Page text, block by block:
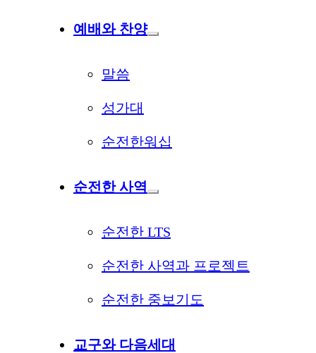
예배와 찬양
말씀
성가대
순전한워십
순전한 사역
순전한 LTS
순전한 사역과 프로젝트
순전한 중보기도
교구와 다음세대